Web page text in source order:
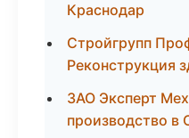
Краснодар
Стройгрупп
Реконструкция
ЗАО Эксперт
производство в